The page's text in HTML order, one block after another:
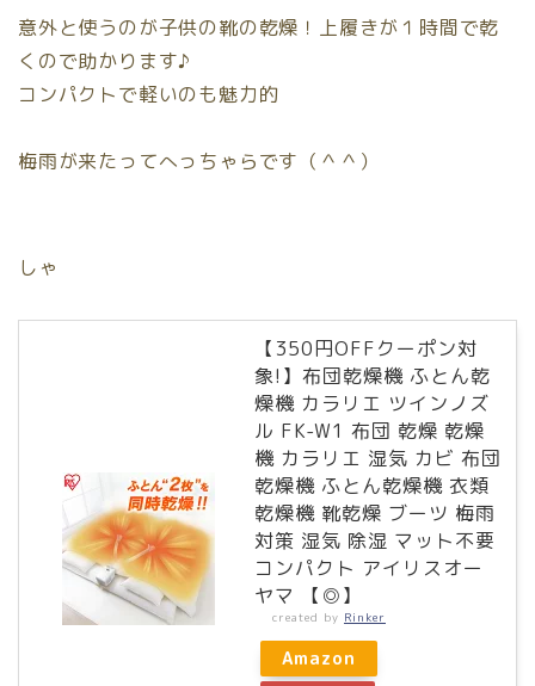
意外と使うのが子供の靴の乾燥！上履きが１時間で乾
くので助かります♪
コンパクトで軽いのも魅力的
梅雨が来たってへっちゃらです（＾＾）
しゃ
【350円OFFクーポン対
象!】布団乾燥機 ふとん乾
燥機 カラリエ ツインノズ
ル FK-W1 布団 乾燥 乾燥
機 カラリエ 湿気 カビ 布団
乾燥機 ふとん乾燥機 衣類
乾燥機 靴乾燥 ブーツ 梅雨
対策 湿気 除湿 マット不要
コンパクト アイリスオー
ヤマ 【◎】
created by Rinker
Amazon